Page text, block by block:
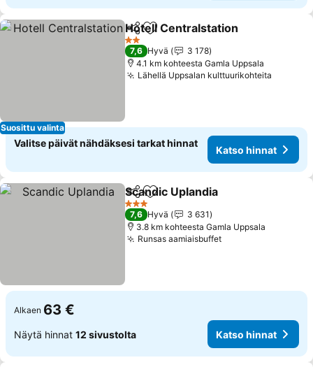
Suosittu valinta
Jaa Lisää suosikkeihin
Hotell Centralstation
2 Tähtiluokitus
7,6 Hyvä
3 178
4.1 km kohteesta Gamla Uppsala
Lähellä Uppsalan kulttuurikohteita
Valitse päivät nähdäksesi tarkat hinnat
Katso hinnat
Jaa Lisää suosikkeihin
Scandic Uplandia
3 Tähtiluokitus
7,6 Hyvä
3 631
3.8 km kohteesta Gamla Uppsala
Runsas aamiaisbuffet
Alkaen 63 €
Näytä hinnat 12 sivustolta Katso hinnat